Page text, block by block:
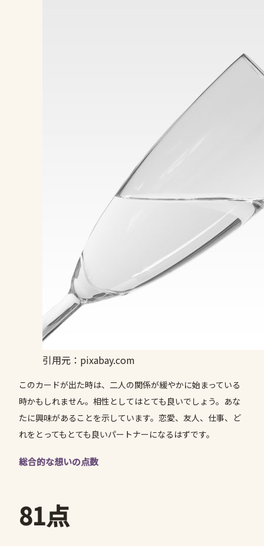
引用元：pixabay.com
このカードが出た時は、二人の関係が緩やかに始まっている
時かもしれません。相性としてはとても良いでしょう。あな
たに興味があることを示しています。恋愛、友人、仕事、ど
れをとってもとても良いパートナーになるはずです。
総合的な想いの点数
81点